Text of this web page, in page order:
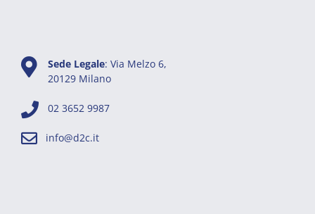
Sede Legale: Via Melzo 6,
20129 Milano
02 3652 9987
info@d2c.it